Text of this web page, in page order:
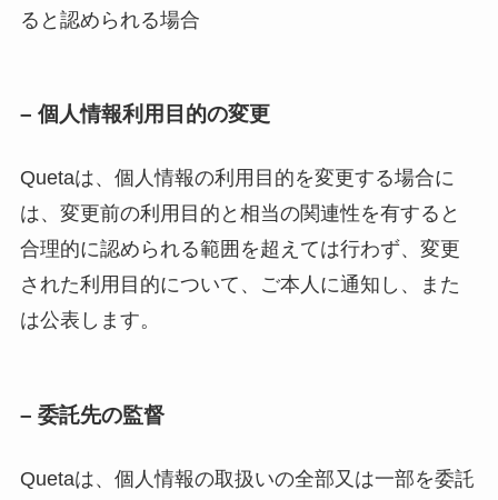
ると認められる場合
– 個人情報利用目的の変更
Quetaは、個人情報の利用目的を変更する場合に
は、変更前の利用目的と相当の関連性を有すると
合理的に認められる範囲を超えては行わず、変更
された利用目的について、ご本人に通知し、また
は公表します。
– 委託先の監督
Quetaは、個人情報の取扱いの全部又は一部を委託